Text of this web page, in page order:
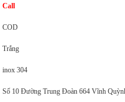
Call
COD
Trắng
inox 304
Số 10 Đường Trung Đoàn 664 Vĩnh